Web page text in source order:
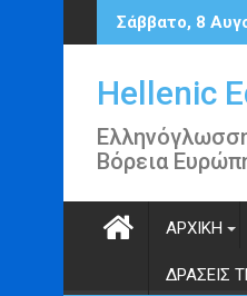
Περάστε
στο
Σάββατο, 8
Hellenic
Βόρεια
ΑΡΧΙΚΉ
ΔΡΆΣΕΙΣ